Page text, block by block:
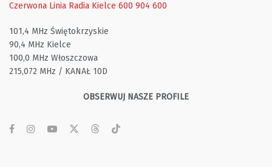
Czerwona Linia Radia Kielce 600 904 600
101,4 MHz Świętokrzyskie
90,4 MHz Kielce
100,0 MHz Włoszczowa
215,072 MHz / KANAŁ 10D
OBSERWUJ NASZE PROFILE